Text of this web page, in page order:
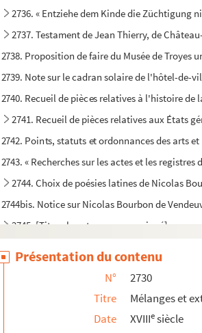
2736. « Entziehe dem Kinde die Züchtigung
2737. Testament de Jean Thierry, de
2738. Proposition de faire du Musée de
2739. Note sur le cadran solaire de l'hôtel-de-
2740. Recueil de pièces relatives à l'histoire de
2741. Recueil de pièces relatives aux États
2742. Points, statuts et ordonnances des arts
2743. « Recherches sur les actes et les
2744. Choix de poésies latines de Nicolas
2744bis. Notice sur Nicolas Bourbon de
2745. [Titre absent ou non renseigné]
2747. Inventaire général des titres de la
Présentation du contenu
N°
2730
Titre
Mélanges et
Date
XVIIIesiècle